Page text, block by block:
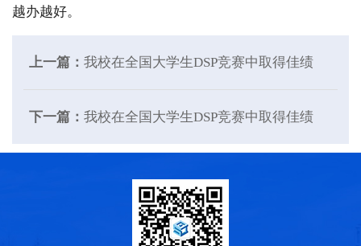
越办越好。
上一篇： 我校在全国大学生DSP竞赛中取得佳绩
下一篇： 我校在全国大学生DSP竞赛中取得佳绩